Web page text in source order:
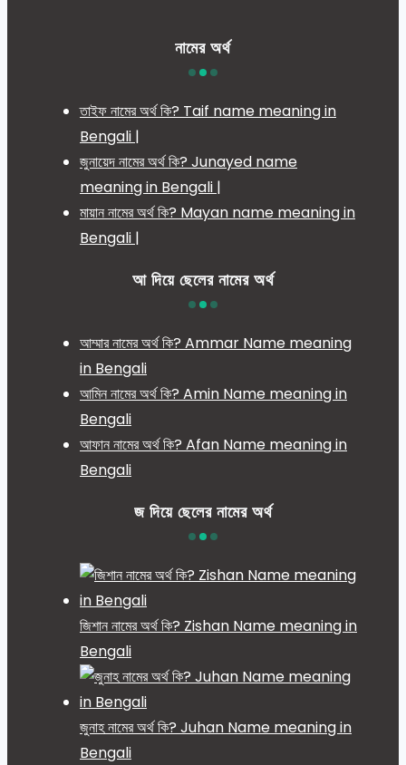
নামের অর্থ
তাইফ নামের অর্থ কি? Taif name meaning in
Bengali |
জুনায়েদ নামের অর্থ কি? Junayed name
meaning in Bengali |
মায়ান নামের অর্থ কি? Mayan name meaning in
Bengali |
আ দিয়ে ছেলের নামের অর্থ
আম্মার নামের অর্থ কি? Ammar Name meaning
in Bengali
আমিন নামের অর্থ কি? Amin Name meaning in
Bengali
আফান নামের অর্থ কি? Afan Name meaning in
Bengali
জ দিয়ে ছেলের নামের অর্থ
জিশান নামের অর্থ কি? Zishan Name meaning in
Bengali
জুনাহ নামের অর্থ কি? Juhan Name meaning in
Bengali